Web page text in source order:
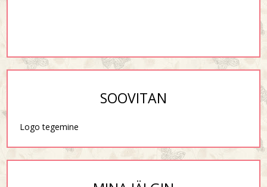
SOOVITAN
Logo tegemine